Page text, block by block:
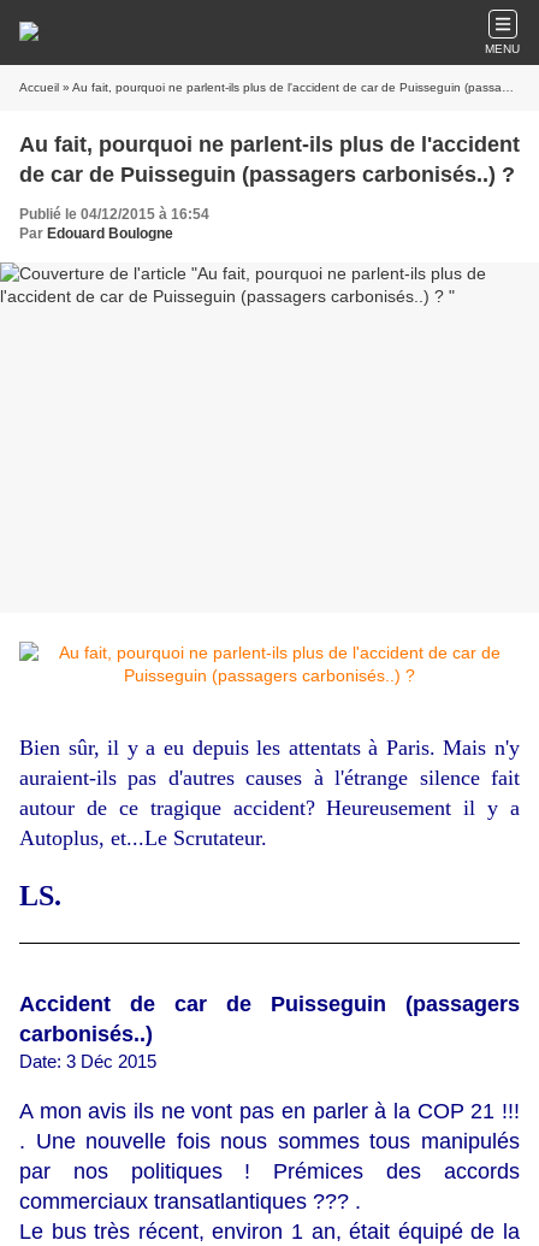
MENU
Accueil » Au fait, pourquoi ne parlent-ils plus de l'accident de car de Puisseguin (passagers carbonisés..) ?
Au fait, pourquoi ne parlent-ils plus de l'accident
de car de Puisseguin (passagers carbonisés..) ?
Publié le 04/12/2015 à 16:54
Par Edouard Boulogne
Bien sûr, il y a eu depuis les attentats à Paris. Mais n'y
auraient-ils pas d'autres causes à l'étrange silence fait
autour de ce tragique accident? Heureusement il y a
Autoplus, et...Le Scrutateur.
LS.
Accident de car de Puisseguin (passagers
carbonisés..)
Date: 3 Déc 2015
A mon avis ils ne vont pas en parler à la COP 21 !!!
. Une nouvelle fois nous sommes tous manipulés
par nos politiques ! Prémices des accords
commerciaux transatlantiques ??? .
Le bus très récent, environ 1 an, était équipé de la